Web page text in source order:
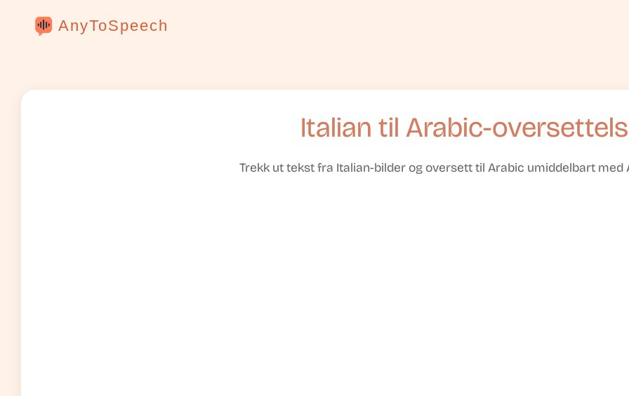
AnyToSpeech
Italian til Arabic-
Trekk ut tekst fra Italian-bilder og oversett til Arabic umiddelbart med